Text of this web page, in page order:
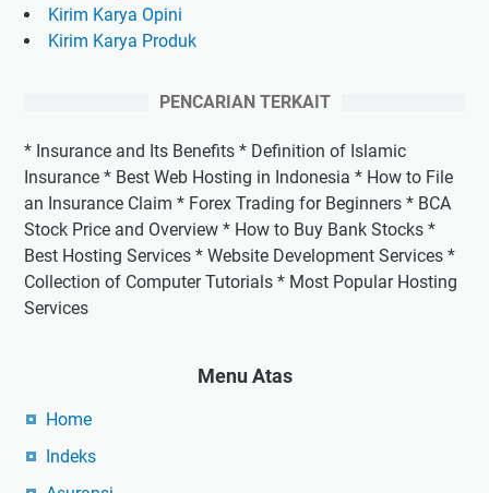
Kirim Karya Opini
Kirim Karya Produk
PENCARIAN TERKAIT
* Insurance and Its Benefits * Definition of Islamic
Insurance * Best Web Hosting in Indonesia * How to File
an Insurance Claim * Forex Trading for Beginners * BCA
Stock Price and Overview * How to Buy Bank Stocks *
Best Hosting Services * Website Development Services *
Collection of Computer Tutorials * Most Popular Hosting
Services
Menu Atas
Home
Indeks